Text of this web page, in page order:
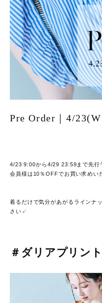
Pre Order｜4/
4/23 9:00から4/29 23:59まで先行
会員様は10％OFFでお買い求めい
着るだけで気分があがるラインナ
さい✓
＃ダリアプリン